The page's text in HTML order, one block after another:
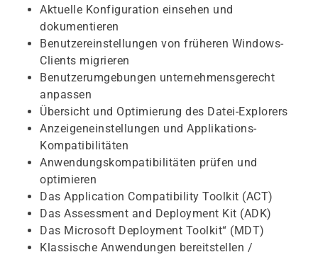
Aktuelle Konfiguration einsehen und
dokumentieren
Benutzereinstellungen von früheren Windows-
Clients migrieren
Benutzerumgebungen unternehmensgerecht
anpassen
Übersicht und Optimierung des Datei-Explorers
Anzeigeneinstellungen und Applikations-
Kompatibilitäten
Anwendungskompatibilitäten prüfen und
optimieren
Das Application Compatibility Toolkit (ACT)
Das Assessment and Deployment Kit (ADK)
Das Microsoft Deployment Toolkit“ (MDT)
Klassische Anwendungen bereitstellen /